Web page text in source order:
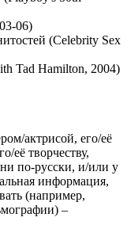
06)
(Celebrity Sex
Tad Hamilton, 2004)
актрисой, его/её
её творчеству,
по-русски, и/или у
информация,
(например,
–